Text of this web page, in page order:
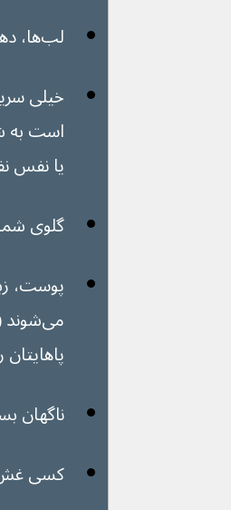
لب‌ها، دهان، گلو یا زبان شما ناگهان متورم شده است
است به
یا نفس
گلوی شما سفت
پاهایتان
ناگهان
کسی غش کرده و